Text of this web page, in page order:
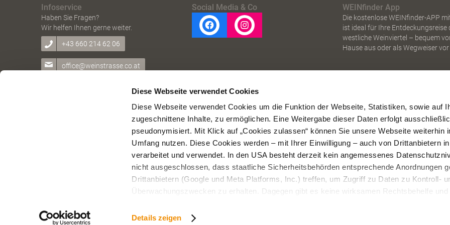
Diese Webseite verwendet Cookies
Diese Webseite verwendet Cookies um die Funktion der Webseite, Statistiken, sowie auf
zugeschnittene Inhalte, zu ermöglichen. Eine Weitergabe dieser Daten erfolgt
pseudonymisiert. Mit Klick auf „Cookies zulassen“ können Sie unsere Webseite weiterhin
Umfang nutzen. Diese Cookies werden – mit Ihrer Einwilligung – auch von Drittanbietern
verarbeitet und verwendet. In den USA besteht derzeit kein angemessenes
nicht ausgeschlossen, dass staatliche Sicherheitsbehörden entsprechende Anordnungen
Drittanbietern (Google und Meta Platforms, Inc.) treffen, um Zugriff zu Daten zu Kontroll-
Überwachungszwecken zu erhalten. Dagegen gibt es keine wirksamen Rechtsbehelfe und
personenbezogener Daten gewährt. Wir leiten nur Ihre IP-Adresse (in gekürzter Form,
Details zeigen
Infoservice
Haben Sie Fragen?
Wir helfen Ihnen gerne weiter.
+43 660 214 62 06
office@weinstrasse.co.at
Social Media & Co WEINfinder App
Die kostenlose WEINfinder-APP
ist ideal für Ihre Entdeckungsreise
westliche Weinviertel – bequem
Hause aus oder als Wegweiser vor
Copyright © Weinstraße Weinviertel West